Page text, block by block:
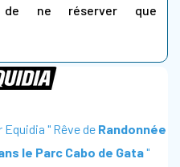
ne réserver que
Equidia " Rêve deRandonnée
le Parc Cabo de Gata"